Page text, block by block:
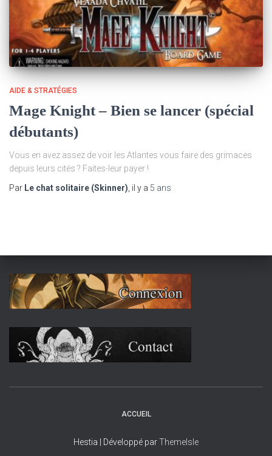
AIDE & STRATÉGIES
Mage Knight – Bien se lancer (spécial
débutants)
Vous en avez assez de voir les Atlantes vous faire des grimaces
depuis leurs cités ? Faites-leur payer !
Par Le chat solitaire (Skinner) , il y a 5 ans
ACCUEIL
Hestia | Développé parThemeIsle